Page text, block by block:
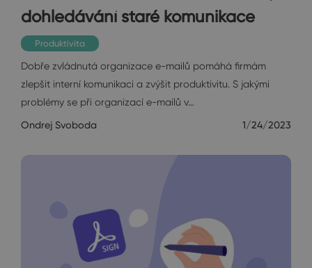
dohledávání staré komunikace
Produktivita
Dobře zvládnutá organizace e-mailů pomáhá firmám
zlepšit interní komunikaci a zvýšit produktivitu. S jakými
problémy se při organizací e-mailů v…
Ondrej Svoboda 1/24/2023